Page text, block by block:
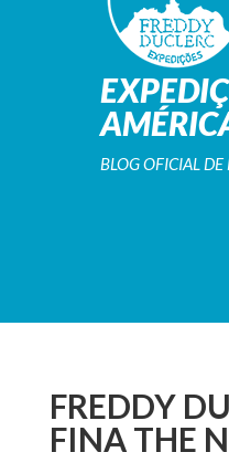
BLOG OFICIAL DE
FREDDY
FINA THE